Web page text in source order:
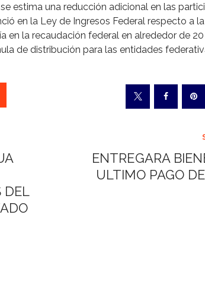
estima una reducción adicional en las
en la Ley de Ingresos Federal respecto a
en la recaudación federal en alrededor de
de distribución para las entidades
DEL
ENTREGARA
ULTIMO PAGO